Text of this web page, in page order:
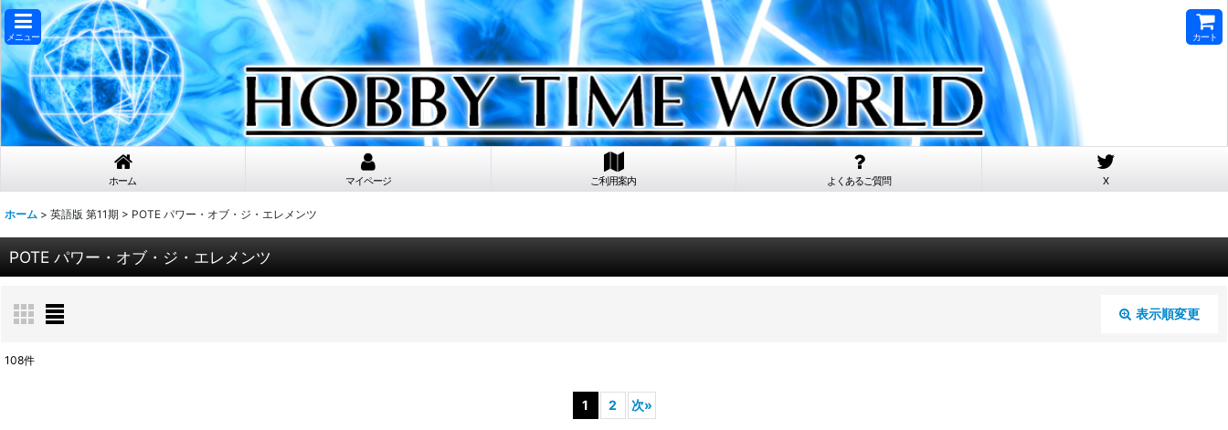
メニュー カート
ホーム マイページ ご利用案内 よくあるご質問 X
ホーム > 英語版 第11期 > POTE パワー・オブ・ジ・エレメンツ
POTE パワー・オブ・ジ・エレメンツ
表示順変更
108件
1 2 次»